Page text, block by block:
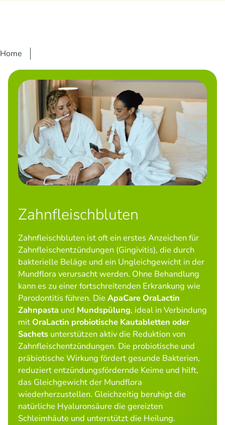
Home
Zahnfleischbluten
Zahnfleischbluten ist oft ein erstes Anzeichen für
Zahnfleischentzündungen (Gingivitis), die durch
bakterielle Beläge und ein Ungleichgewicht in der
Mundflora verursacht werden. Ohne Behandlung
kann es zu einer fortschreitenden Erkrankung wie
Parodontitis führen. Die ApaCare OraLactin
Zahnpasta und Mundspülung, ideal in Verbindung
mit OraLactin probiotische Kautabletten oder
Sachets unterstützen aktiv die Reduktion von
Zahnfleischentzündungen. Die probiotische und
präbiotische Wirkung fördert gesunde Bakterien,
reduziert entzündungsfördernde Keime und hilft,
das Gleichgewicht der Mundflora
wiederherzustellen. Gleichzeitig beruhigt die
natürliche Hyaluronsäure die gereizten
Schleimhäute und unterstützt die Heilung.